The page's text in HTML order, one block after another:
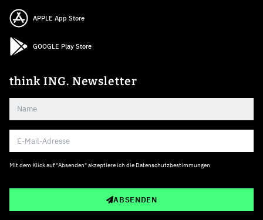
APPLE App Store
GOOGLE Play Store
think ING. Newsletter
Mit dem Klick auf "Absenden" akzeptiere ich die Datenschutzbestimmungen
ABSENDEN